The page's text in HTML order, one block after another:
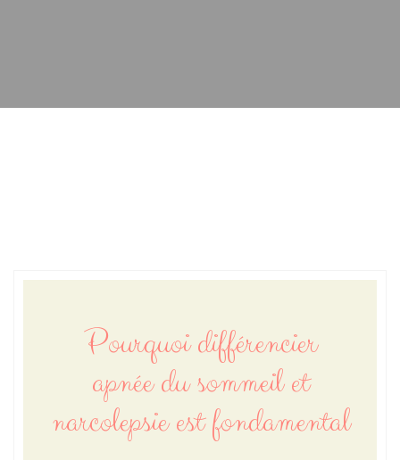
Pourquoi différencier
apnée du sommeil et
narcolepsie est fondamental